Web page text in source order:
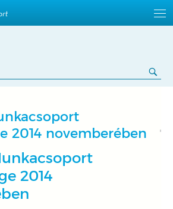
2014 novemberében
2014